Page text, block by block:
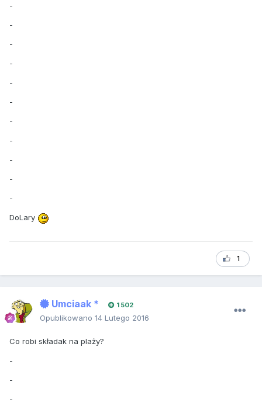
-
-
-
-
-
-
-
-
-
-
-
DoLary
1
Umciaak * 1 502
Opublikowano 14 Lutego 2016
Co robi składak na plaży?
-
-
-